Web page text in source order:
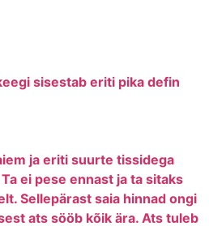
sisestab eriti pika defin
ja eriti suurte tissidega
ei pese ennast ja ta sitaks
Sellepärast saia hinnad ongi
ats sööb kõik ära. Ats tuleb